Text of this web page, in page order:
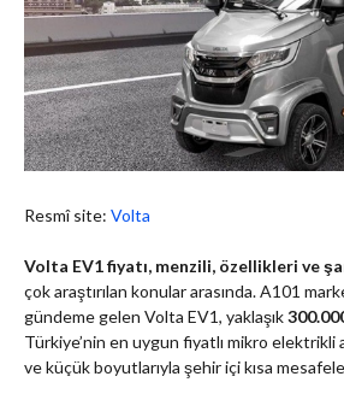
Resmî site: Volta
Volta EV1 fiyatı, menzili, özellikleri ve
çok araştırılan konular arasında. A101
gündeme gelen Volta EV1, yaklaşık
Türkiye’nin en uygun fiyatlı mikro elektrikli
ve küçük boyutlarıyla şehir içi kısa